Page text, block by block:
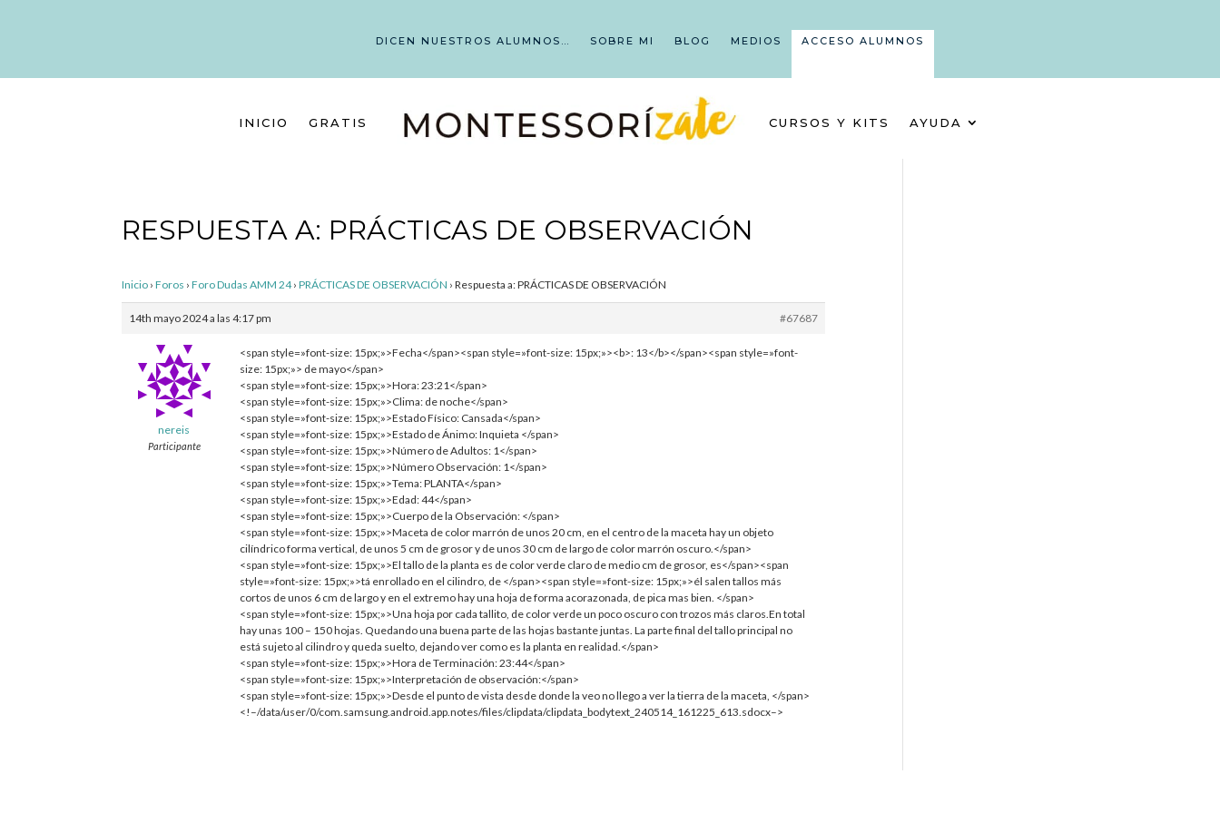
DICEN NUESTROS ALUMNOS… SOBRE MI BLOG MEDIOS ACCESO ALUMNOS
INICIO GRATIS CURSOS Y KITS AYUDA
RESPUESTA A: PRÁCTICAS DE OBSERVACIÓN
Inicio › Foros › Foro Dudas AMM 24› PRÁCTICAS DE OBSERVACIÓN › Respuesta a: PRÁCTICAS DE OBSERVACIÓN
14th mayo 2024 a las 4:17 pm #67687
nereis
Participante
<span style=»font-size: 15px;»>Fecha</span><span style=»font-size: 15px;»><b>: 13</b></span><span style=»font-
size: 15px;»> de mayo</span>
<span style=»font-size: 15px;»>Hora: 23:21</span>
<span style=»font-size: 15px;»>Clima: de noche</span>
<span style=»font-size: 15px;»>Estado Físico: Cansada</span>
<span style=»font-size: 15px;»>Estado de Ánimo: Inquieta </span>
<span style=»font-size: 15px;»>Número de Adultos: 1</span>
<span style=»font-size: 15px;»>Número Observación: 1</span>
<span style=»font-size: 15px;»>Tema: PLANTA</span>
<span style=»font-size: 15px;»>Edad: 44</span>
<span style=»font-size: 15px;»>Cuerpo de la Observación: </span>
<span style=»font-size: 15px;»>Maceta de color marrón de unos 20 cm, en el centro de la maceta hay un objeto
cilíndrico forma vertical, de unos 5 cm de grosor y de unos 30 cm de largo de color marrón oscuro.</span>
<span style=»font-size: 15px;»>El tallo de la planta es de color verde claro de medio cm de grosor, es</span><span
style=»font-size: 15px;»>tá enrollado en el cilindro, de </span><span style=»font-size: 15px;»>él salen tallos más
cortos de unos 6 cm de largo y en el extremo hay una hoja de forma acorazonada, de pica mas bien. </span>
<span style=»font-size: 15px;»>Una hoja por cada tallito, de color verde un poco oscuro con trozos más claros.En total
hay unas 100 – 150 hojas. Quedando una buena parte de las hojas bastante juntas. La parte final del tallo principal no
está sujeto al cilindro y queda suelto, dejando ver como es la planta en realidad.</span>
<span style=»font-size: 15px;»>Hora de Terminación: 23:44</span>
<span style=»font-size: 15px;»>Interpretación de observación:</span>
<span style=»font-size: 15px;»>Desde el punto de vista desde donde la veo no llego a ver la tierra de la maceta, </span>
<!–/data/user/0/com.samsung.android.app.notes/files/clipdata/clipdata_bodytext_240514_161225_613.sdocx–>